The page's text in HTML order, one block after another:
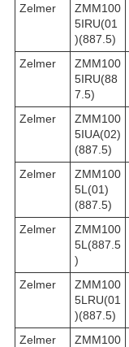
Zelmer
ZMM100
5IRU(01
)(887.5)
Zelmer
ZMM100
5IRU(88
7.5)
Zelmer
ZMM100
5IUA(02)
(887.5)
Zelmer
ZMM100
5L(01)
(887.5)
Zelmer
ZMM100
5L(887.5
)
Zelmer
ZMM100
5LRU(01
)(887.5)
Zelmer
ZMM100